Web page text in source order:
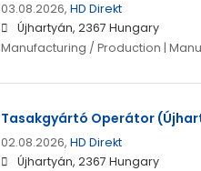
03.08.2026, HD Direkt
Újhartyán, 2367 Hungary
Manufacturing / Production |
Tasakgyártó Operátor
02.08.2026, HD Direkt
Újhartyán, 2367 Hungary